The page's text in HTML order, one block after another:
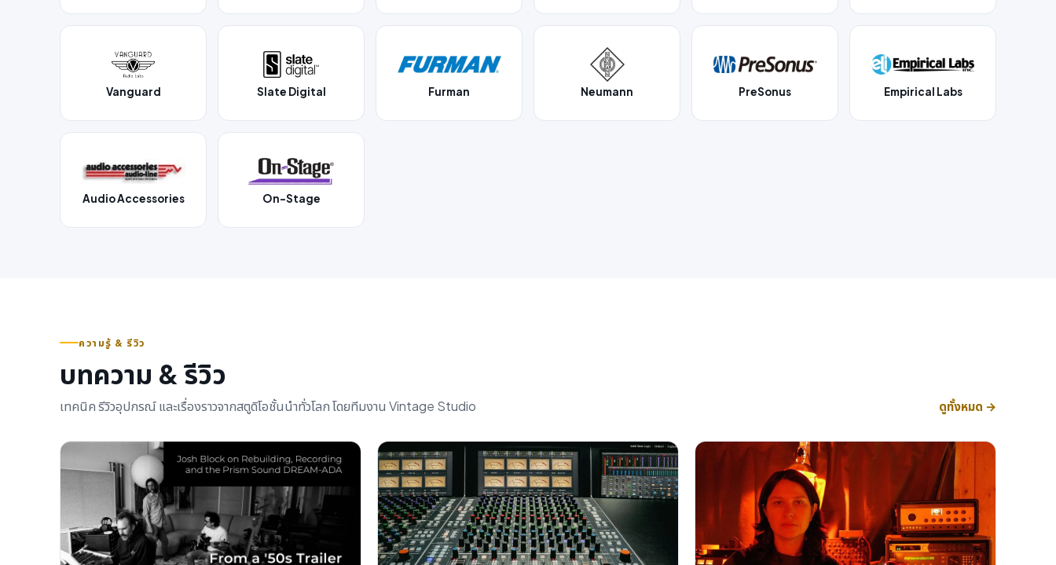
Vanguard Slate Digital Furman Neumann PreSonus Empirical Labs
Audio Accessories On-Stage
ความรู้ & รีวิว
บทความ & รีวิว
เทคนิค รีวิวอุปกรณ์ และเรื่องราวจากสตูดิโอชั้นนำทั่วโลก โดยทีมงาน Vintage Studio ดูทั้งหมด →